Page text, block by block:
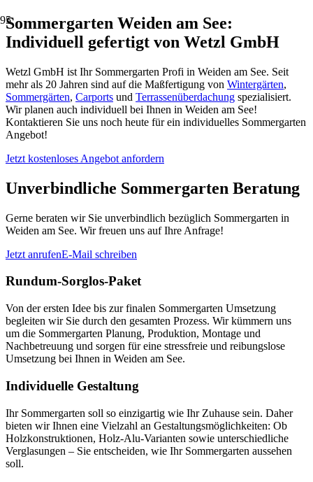
Sommergarten Weiden am See:
Individuell gefertigt von Wetzl GmbH
Wetzl GmbH ist Ihr Sommergarten Profi in Weiden am See. Seit
mehr als 20 Jahren sind auf die Maßfertigung von Wintergärten,
Sommergärten, Carports und Terrassenüberdachung spezialisiert.
Wir planen auch individuell bei Ihnen in Weiden am See!
Kontaktieren Sie uns noch heute für ein individuelles Sommergarten
Angebot!
Jetzt kostenloses Angebot anfordern
Unverbindliche Sommergarten Beratung
Gerne beraten wir Sie unverbindlich bezüglich Sommergarten in
Weiden am See. Wir freuen uns auf Ihre Anfrage!
Jetzt anrufenE-Mail schreiben
Rundum-Sorglos-Paket
Von der ersten Idee bis zur finalen Sommergarten Umsetzung
begleiten wir Sie durch den gesamten Prozess. Wir kümmern uns
um die Sommergarten Planung, Produktion, Montage und
Nachbetreuung und sorgen für eine stressfreie und reibungslose
Umsetzung bei Ihnen in Weiden am See.
Individuelle Gestaltung
Ihr Sommergarten soll so einzigartig wie Ihr Zuhause sein. Daher
bieten wir Ihnen eine Vielzahl an Gestaltungsmöglichkeiten: Ob
Holzkonstruktionen, Holz-Alu-Varianten sowie unterschiedliche
Verglasungen – Sie entscheiden, wie Ihr Sommergarten aussehen
soll.